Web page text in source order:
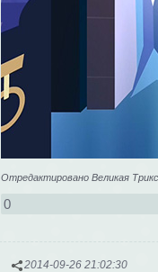
Отредактировано Великая
0
2014-09-26 21:02:30